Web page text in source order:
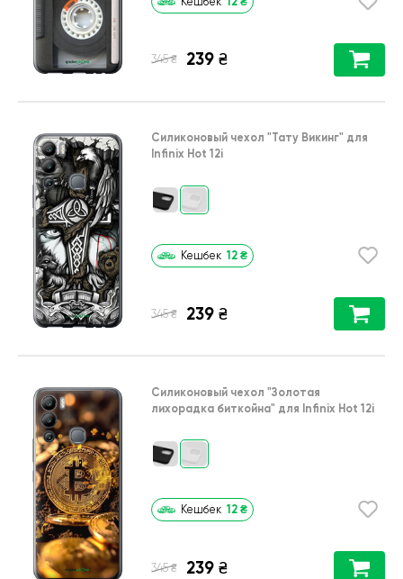
345 ₴ 239 ₴
Силиконовый чехол "Тату Викинг" для
Infinix Hot 12i
Кешбек 12 ₴
345 ₴ 239 ₴
Силиконовый чехол "Золотая
лихорадка биткойна" для Infinix Hot 12i
Кешбек 12 ₴
345 ₴ 239 ₴